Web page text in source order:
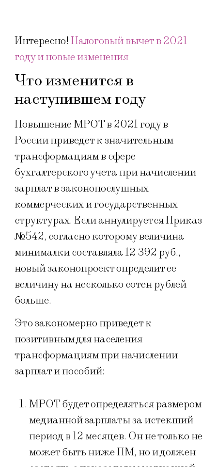
Интересно!Налоговый вычет в 2021
году и новые изменения
Что изменится в
наступившем году
Повышение МРОТ в 2021 году в
России приведет к значительным
трансформациям в сфере
бухгалтерского учета при начислении
зарплат в законопослушных
коммерческих и государственных
структурах. Если аннулируется Приказ
№542, согласно которому величина
минималки составляла 12 392 руб.,
новый законопроект определит ее
величину на несколько сотен рублей
больше.
Это закономерно приведет к
позитивным для населения
трансформациям при начислении
зарплат и пособий:
МРОТ будет определяться размером
медианной зарплаты за истекший
период в 12 месяцев. Он не только не
может быть ниже ПМ, но и должен